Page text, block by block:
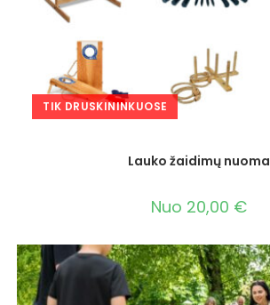
TIK DRUSKININKUOSE
Lauko žaidimų nuoma
Nuo 20,00 €